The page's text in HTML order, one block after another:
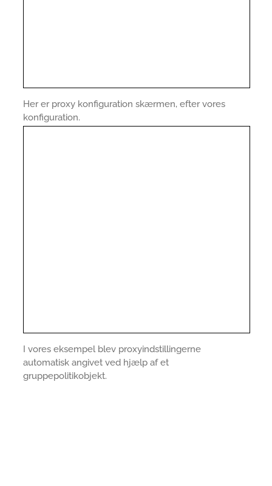
Her er proxy konfiguration skærmen, efter vores
konfiguration.
I vores eksempel blev proxyindstillingerne
automatisk angivet ved hjælp af et
gruppepolitikobjekt.